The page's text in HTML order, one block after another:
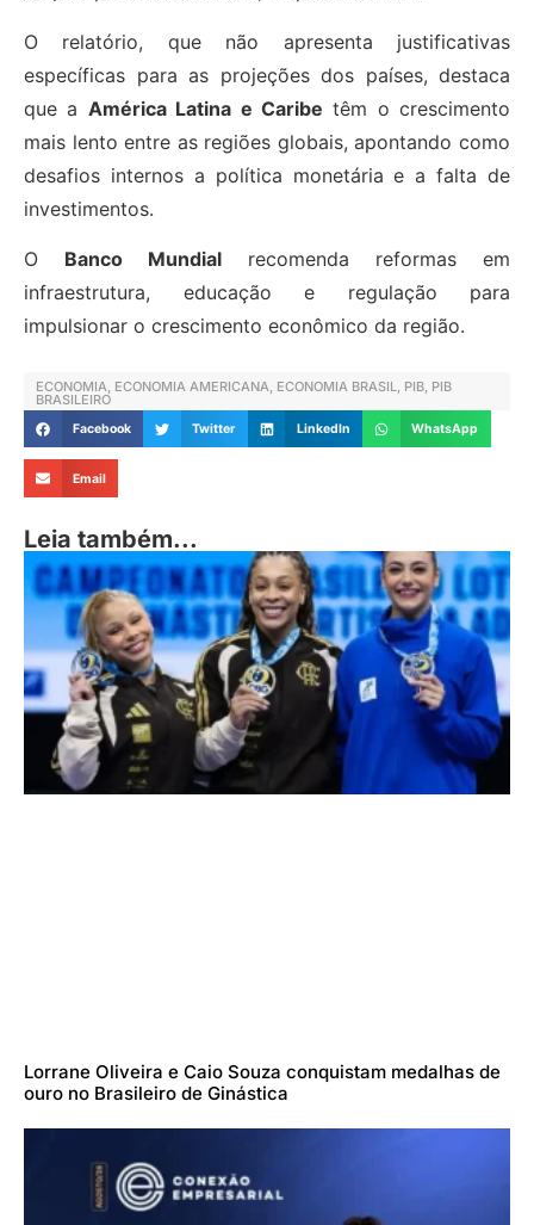
O relatório, que não apresenta justificativas
específicas para as projeções dos países, destaca
que a América Latina e Caribe têm o crescimento
mais lento entre as regiões globais, apontando como
desafios internos a política monetária e a falta de
investimentos.
O Banco Mundial recomenda reformas em
infraestrutura, educação e regulação para
impulsionar o crescimento econômico da região.
ECONOMIA, ECONOMIA AMERICANA, ECONOMIA BRASIL, PIB, PIB
BRASILEIRO
Facebook Twitter LinkedIn WhatsApp
Email
Leia também...
Lorrane Oliveira e Caio Souza conquistam medalhas de
ouro no Brasileiro de Ginástica